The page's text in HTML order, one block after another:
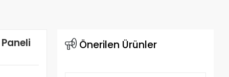
Önerilen Ürünler